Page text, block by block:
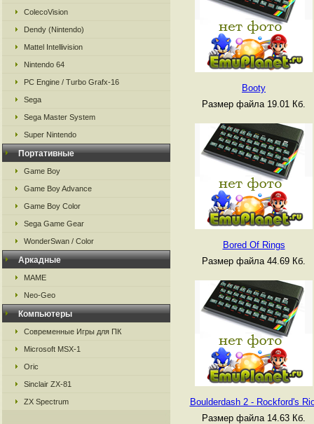
ColecoVision
Dendy (Nintendo)
Mattel Intellivision
Nintendo 64
PC Engine / Turbo Grafx-16
Sega
Sega Master System
Super Nintendo
Портативные
Game Boy
Game Boy Advance
Game Boy Color
Sega Game Gear
WonderSwan / Color
Аркадные
MAME
Neo-Geo
Компьютеры
Современные Игры для ПК
Microsoft MSX-1
Oric
Sinclair ZX-81
ZX Spectrum
Booty
Размер файла 19.01 Кб.
Bored Of Rings
Размер файла 44.69 Кб.
Boulderdash 2 - Rockford's
Размер файла 14.63 Кб.